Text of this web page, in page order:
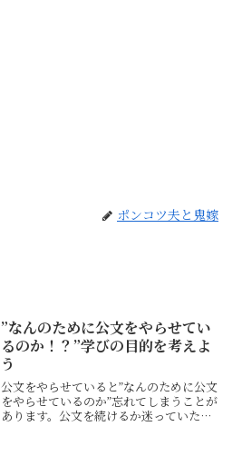
ポンコツ夫と鬼嫁
”なんのために公文をやらせてい
るのか！？”学びの目的を考えよ
う
公文をやらせていると”なんのために公文
をやらせているのか”忘れてしまうことが
あります。公文を続けるか迷っていた